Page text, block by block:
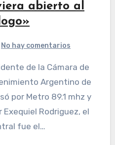
abierto al
No hay comentarios
Argentino de
por Metro 89.1 mhz y
Rodriguez, el
fue el…